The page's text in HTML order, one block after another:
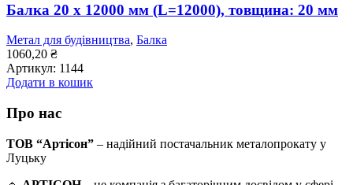
Балка 20 x 12000 мм (L=12000), товщина: 20 мм
Метал для будівництва, Балка
1060,20 ₴
Артикул: 1144
Додати в кошик
Про нас
ТОВ “Артісон” – надійний постачальник металопрокату у
Луцьку